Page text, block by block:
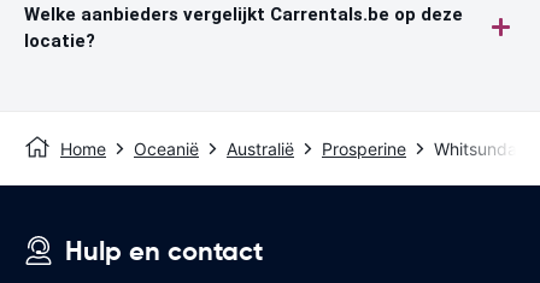
Welke aanbieders vergelijkt Carrentals.be op deze
locatie?
Home Oceanië Australië Prosperine Whitsunday
Hulp en contact